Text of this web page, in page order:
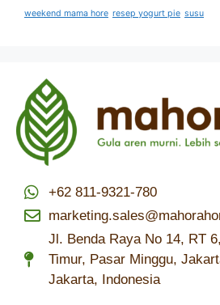
weekend mama hore resep yogurt pie susu
+62 811-9321-780
Jl. Benda Raya No 14, RT
Timur, Pasar Minggu,
Jakarta, Indonesia